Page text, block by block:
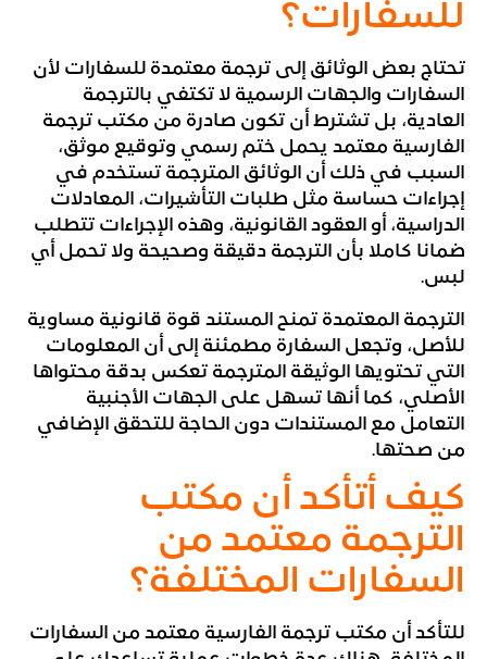
للسفارات؟
تحتاج بعض الوثائق إلى ترجمة معتمدة للسفارات لأن
السفارات والجهات الرسمية لا تكتفي بالترجمة
العادية، بل تشترط أن تكون صادرة من مكتب ترجمة
الفارسية معتمد يحمل ختم رسمي وتوقيع موثق،
السبب في ذلك أن الوثائق المترجمة تستخدم في
إجراءات حساسة مثل طلبات التأشيرات، المعادلات
الدراسية، أو العقود القانونية، وهذه الإجراءات تتطلب
ضمانا كاملا بأن الترجمة دقيقة وصحيحة ولا تحمل أي
لبس.
الترجمة المعتمدة تمنح المستند قوة قانونية مساوية
للأصل، وتجعل السفارة مطمئنة إلى أن المعلومات
التي تحتويها الوثيقة المترجمة تعكس بدقة محتواها
الأصلي، كما أنها تسهل على الجهات الأجنبية
التعامل مع المستندات دون الحاجة للتحقق الإضافي
من صحتها.
كيف أتأكد أن مكتب
الترجمة معتمد من
السفارات المختلفة؟
للتأكد أن مكتب ترجمة الفارسية معتمد من السفارات